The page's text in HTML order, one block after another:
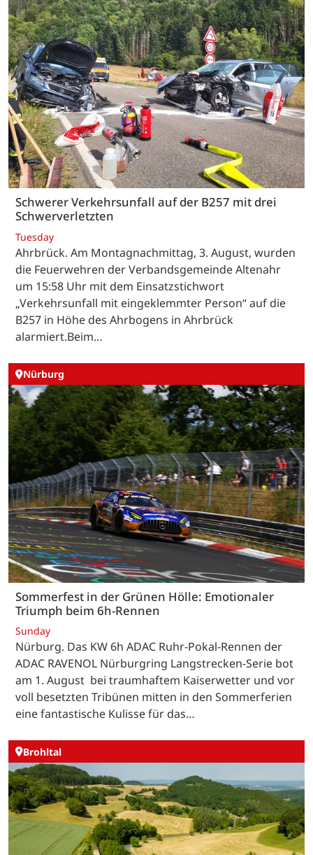
Schwerer Verkehrsunfall auf der B257 mit drei
Schwerverletzten
Tuesday
Ahrbrück. Am Montagnachmittag, 3. August, wurden
die Feuerwehren der Verbandsgemeinde Altenahr
um 15:58 Uhr mit dem Einsatzstichwort
„Verkehrsunfall mit eingeklemmter Person“ auf die
B257 in Höhe des Ahrbogens in Ahrbrück
alarmiert.Beim…
Nürburg
Sommerfest in der Grünen Hölle: Emotionaler
Triumph beim 6h-Rennen
Sunday
Nürburg. Das KW 6h ADAC Ruhr-Pokal-Rennen der
ADAC RAVENOL Nürburgring Langstrecken-Serie bot
am 1. August bei traumhaftem Kaiserwetter und vor
voll besetzten Tribünen mitten in den Sommerferien
eine fantastische Kulisse für das…
Brohltal